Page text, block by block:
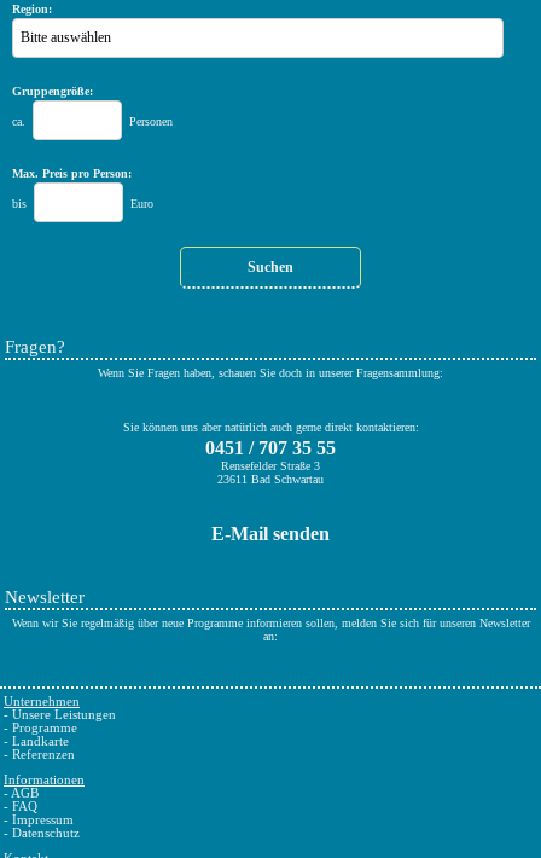
Region:
Bitte auswählen
Gruppengröße:
ca. Personen
Max. Preis pro Person:
bis Euro
Fragen?
Wenn Sie Fragen haben, schauen Sie doch in unserer Fragensammlung:
Sie können uns aber natürlich auch gerne direkt kontaktieren:
0451 / 707 35 55
Rensefelder Straße 3
23611 Bad Schwartau
E-Mail senden
Newsletter
Wenn wir Sie regelmäßig über neue Programme informieren sollen, melden Sie sich für unseren Newsletter
an:
Unternehmen
- Unsere Leistungen
- Programme
- Landkarte
- Referenzen
Informationen
- AGB
- FAQ
- Impressum
- Datenschutz